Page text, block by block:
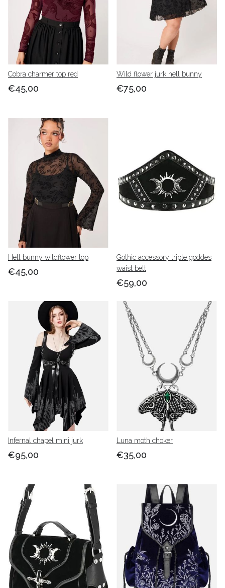
Cobra charmer top red
€45,00
Wild flower jurk hell bunny
€75,00
Hell bunny wildflower top
€45,00
Gothic accessory triple goddes
waist belt
€59,00
Infernal chapel mini jurk
€95,00
Luna moth choker
€35,00